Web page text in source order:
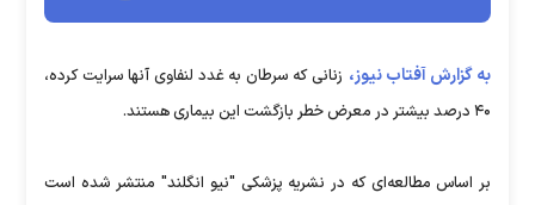
به گزارش آفتاب نیوز، زنانی که سرطان به غدد لنفاوی آنها سرایت کرده،
۴۰ درصد بیشتر در معرض خطر بازگشت این بیماری هستند.
بر اساس مطالعه‌ای که در نشریه پزشکی "نیو انگلند" منتشر شده است